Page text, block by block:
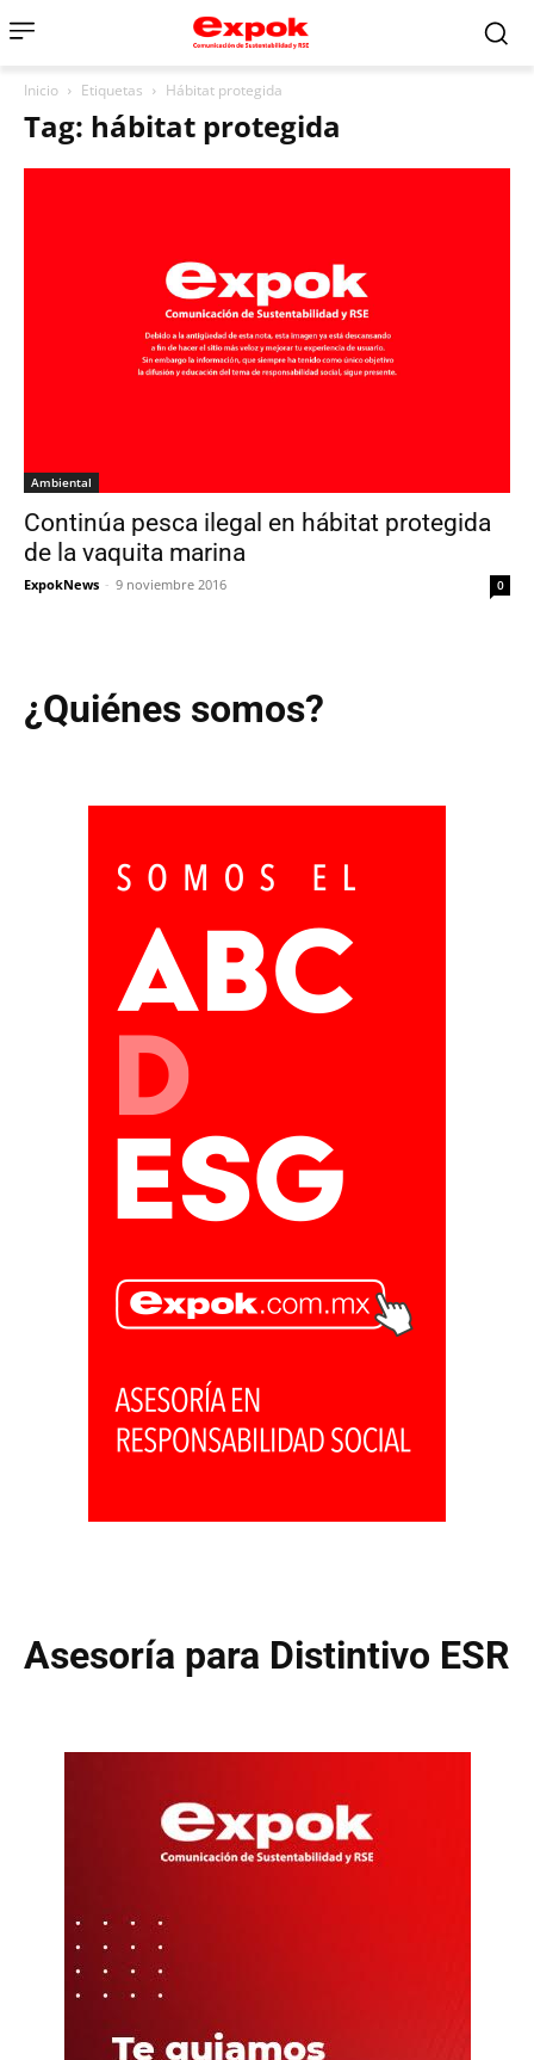
Inicio Etiquetas Hábitat protegida
Tag: hábitat protegida
Ambiental
Continúa pesca ilegal en hábitat protegida
de la vaquita marina
ExpokNews - 9 noviembre 2016 0
¿Quiénes somos?
Asesoría para Distintivo ESR